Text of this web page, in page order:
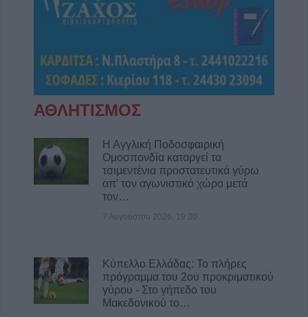
8 Αυγούστου 2026, 19:13
Θωμαΐτσας Τσιούκα
8 Αυγούστου 2026, 17:42
Μετώπη: Χωρίς τις αισθήσεις του
ανασύρθηκε από την θάλασσα 43χρονος
Σε αναζήτηση λύσης για το χρόνιο
πρόβλημα των ανεπιτήρητων βοοειδών σε
κοινότητες του Δήμου Παλαμά
Ακυρώθηκε απόφαση του Περιφερειάρχη
8 Αυγούστου 2026, 13:44
Συνεδρίαση Επιτροπής Εκτίμησης Κινδύνου
για τους ισχυρούς ανέμους και τις υψηλές
ΑΘΛΗΤΙΣΜΟΣ
Η Αγγλική Ποδοσφαιρική
Ομοσπονδία καταργεί τα
τσιμεντένια προστατευτικά γύρω
απ’ τον αγωνιστικό χώρο μετά
τον…
7 Αυγούστου 2026, 19:30
Κύπελλο Ελλάδας: Το πλήρες
πρόγραμμα του 2ου προκριματικού
γύρου - Στο γήπεδο του
Μακεδονικού το…